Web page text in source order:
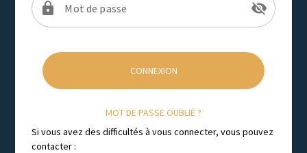
Mot de passe
CONNEXION
MOT DE PASSE OUBLIÉ ?
Si vous avez des difficultés à vous connecter, vous pouvez
contacter :